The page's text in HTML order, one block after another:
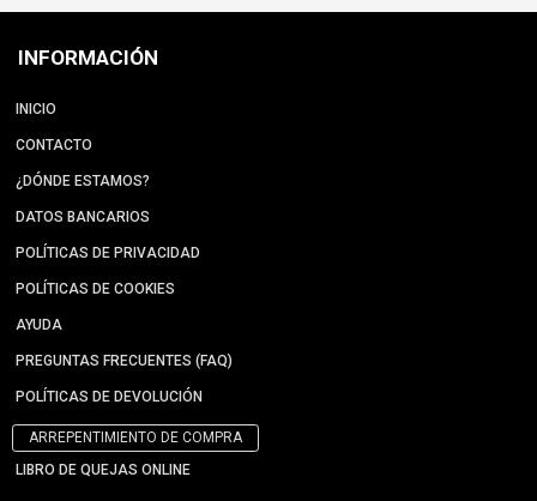
INFORMACIÓN
INICIO
CONTACTO
¿DÓNDE ESTAMOS?
DATOS BANCARIOS
POLÍTICAS DE PRIVACIDAD
POLÍTICAS DE COOKIES
AYUDA
PREGUNTAS FRECUENTES (FAQ)
POLÍTICAS DE DEVOLUCIÓN
ARREPENTIMIENTO DE COMPRA
LIBRO DE QUEJAS ONLINE